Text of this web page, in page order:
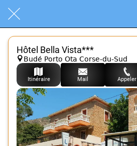
Hôtel Bella Vista***
Budé Porto Ota Corse-du-Sud
Itinéraire Mail Appeler